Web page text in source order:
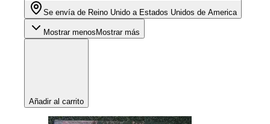
Se envía de Reino Unido a Estados Unidos de America
Mostrar menos Mostrar más
Añadir al carrito